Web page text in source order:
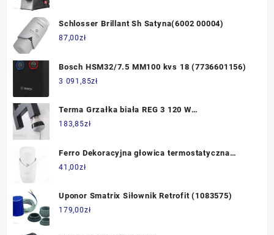
Schlosser Brillant Sh Satyna(6002 00004)
87,00zł
Bosch HSM32/7.5 MM100 kvs 18 (7736601156)
3 091,85zł
Terma Grzałka biała REG 3 120 W
WER3G01B916U
183,85zł
Ferro Dekoracyjna głowica termostatyczna
cieczowa GT30B biała (GT30B)
41,00zł
Uponor Smatrix Siłownik Retrofit (1083575)
179,00zł